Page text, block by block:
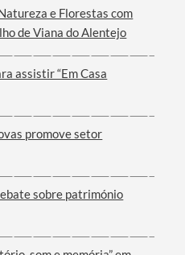
e Florestas com
de Viana do Alentejo
assistir “Em Casa
promove setor
sobre património